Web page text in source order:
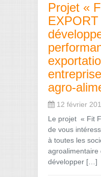
Projet «
agro-
12 février
Le projet « Fit
de vous
à toutes les
agroalimentaire
développer […]